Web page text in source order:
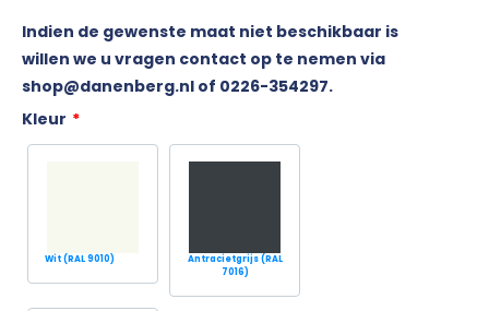
Indien de gewenste maat niet beschikbaar is
willen we u vragen contact op te nemen via
shop@danenberg.nl of 0226-354297.
*
Kleur
Wit (RAL 9010)
Antracietgrijs (RAL
7016)